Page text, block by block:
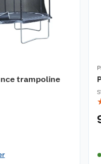
trampoline